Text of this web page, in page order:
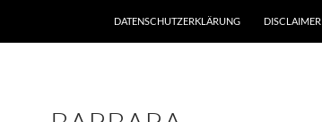
DATENSCHUTZERKLÄRUNG DISCLAIMER